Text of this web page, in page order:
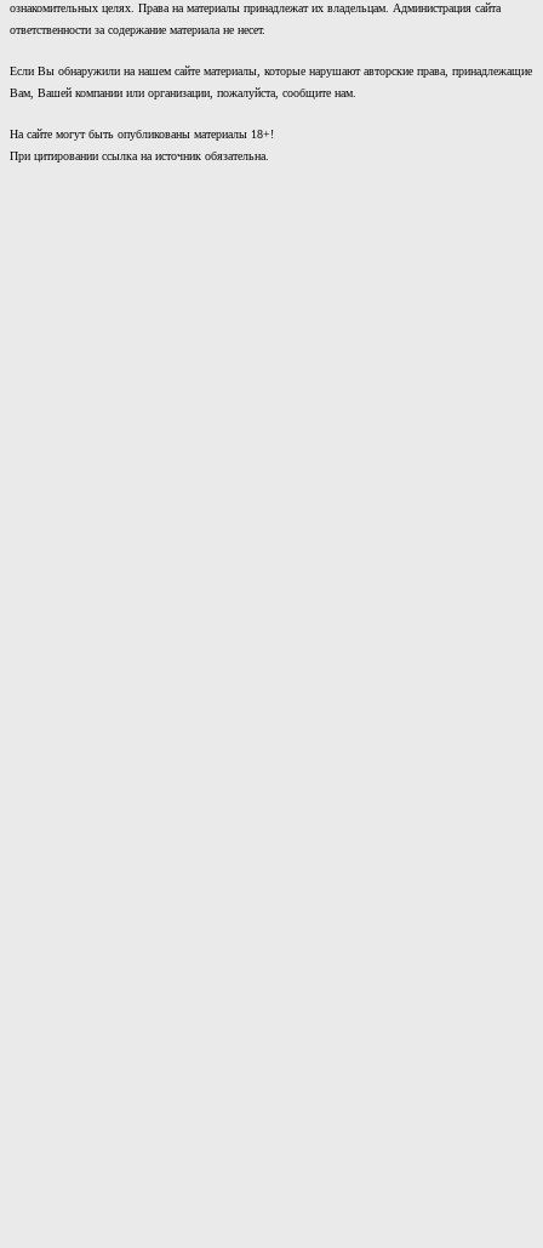
ознакомительных целях. Права на материалы принадлежат их владельцам. Администрация сайта
ответственности за содержание материала не несет.
Если Вы обнаружили на нашем сайте материалы, которые нарушают авторские права, принадлежащие
Вам, Вашей компании или организации, пожалуйста, сообщите нам.
На сайте могут быть опубликованы материалы 18+!
При цитировании ссылка на источник обязательна.